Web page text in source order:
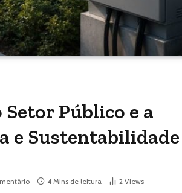
Público e a
e Sustentabilidade
4 Mins de leitura 2 Views